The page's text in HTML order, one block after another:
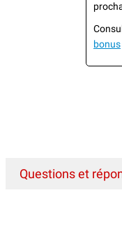
bonus
Questions et